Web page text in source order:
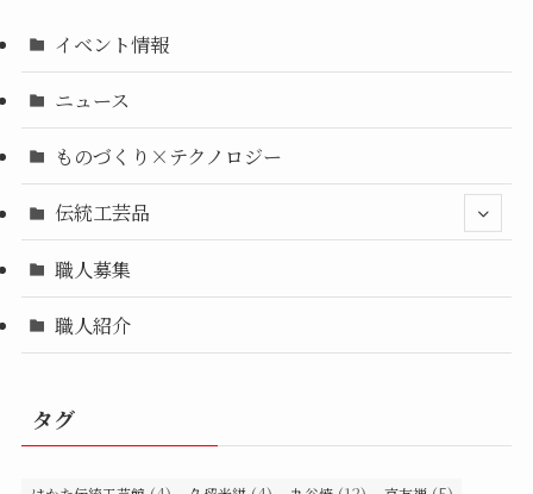
イベント情報
ニュース
ものづくり×テクノロジー
伝統工芸品
職人募集
職人紹介
タグ